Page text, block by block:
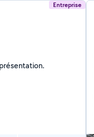
Entreprise
Je n'ai pas encore renseigné ma présentation.